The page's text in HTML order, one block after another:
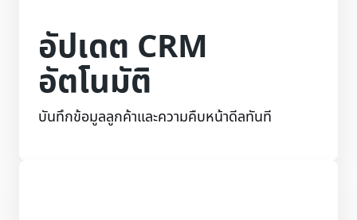
อัปเดต CRM
อัตโนมัติ
บันทึกข้อมูลลูกค้าและความคืบหน้าดีลทันที